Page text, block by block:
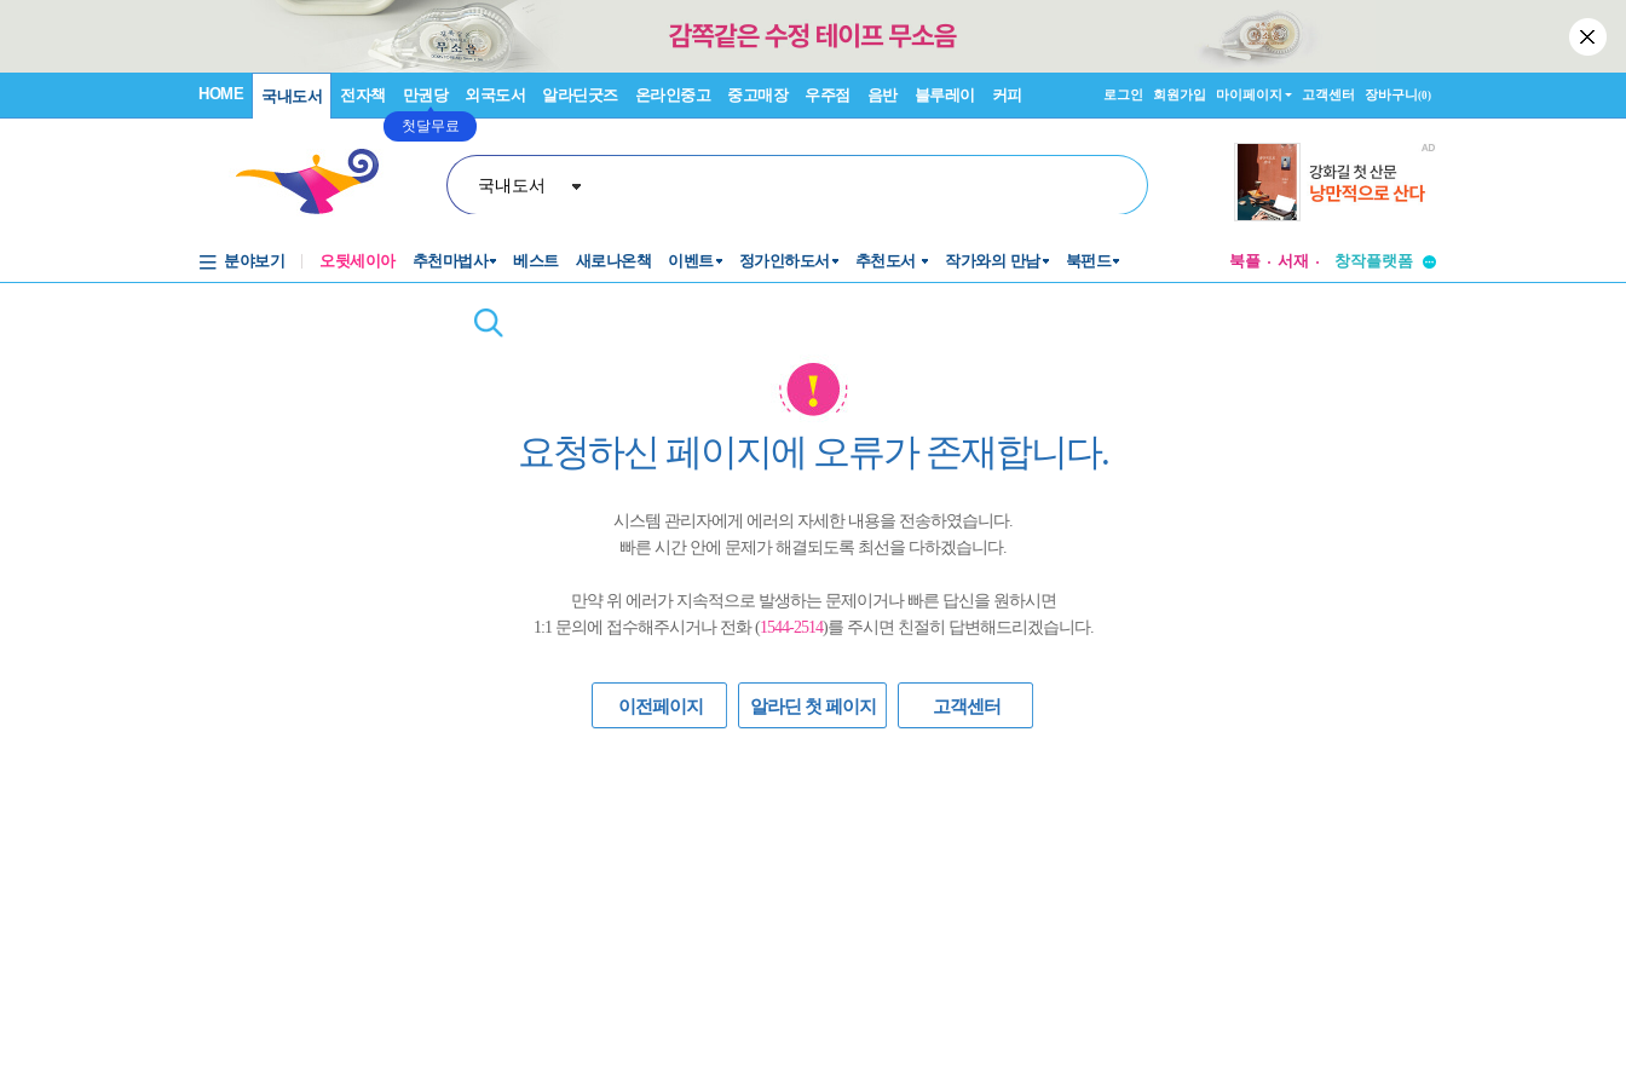
HOME 국내도서 전자책 만권당
첫달무료
외국도서 알라딘굿즈 온라인중고 중고매장 우주점 음반 블루레이 커피 로그인 회원가입 마이페이지 고객센터 장바구니(0)
국내도서
분야보기 오뒷세이아 추천마법사 베스트 새로나온책 이벤트 정가인하도서 추천도서 작가와의 만남 북펀드 북플 서재
창작플랫폼
요청하신 페이지에 오류가 존재합니다.
시스템 관리자에게 에러의 자세한 내용을 전송하였습니다.
빠른 시간 안에 문제가 해결되도록 최선을 다하겠습니다.
만약 위 에러가 지속적으로 발생하는 문제이거나 빠른 답신을 원하시면
1:1 문의에 접수해주시거나 전화 (1544-2514)를 주시면 친절히 답변해드리겠습니다.
이전페이지 알라딘 첫 페이지 고객센터